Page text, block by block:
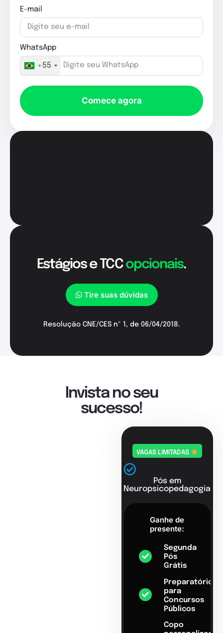
E-mail
WhatsApp
+55
Comece agora
Estágios e TCCopcionais.
Tire suas dúvidas
Resolução CNE/CES nº 1, de 06/04/2018.
Invista no seu
sucesso!
VAGAS LIMITADAS
Pós em
Neuropsicopedagogia
Ganhe de
presente:
Segunda
Pós
Grátis
Preparatório
para
Concursos
Públicos
Copo